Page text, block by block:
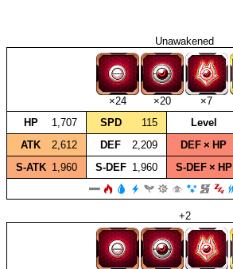
Unawakened
×24 ×20 ×7
HP
1,707 SPD 115 Level
ATK
2,612 DEF 2,209 DEF × HP
S‑ATK 1,960 S‑DEF 1,960 S‑DEF × HP
+2